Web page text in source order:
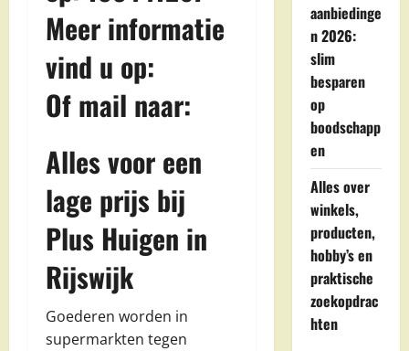
Meer informatie
vind u op:
Of mail naar:
Alles voor een
lage prijs bij
Plus Huigen in
Rijswijk
Goederen worden in
supermarkten tegen
aanbiedinge
n 2026:
slim
besparen
op
boodschapp
en
Alles over
winkels,
producten,
hobby’s en
praktische
zoekopdrac
hten